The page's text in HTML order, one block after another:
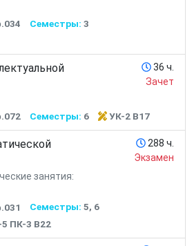
Семестры: 3
36 ч.
Зачет
Семестры: 6 УК-2 В17
занятия:
288 ч.
Экзамен
Семестры: 5, 6
ПК-3 В22